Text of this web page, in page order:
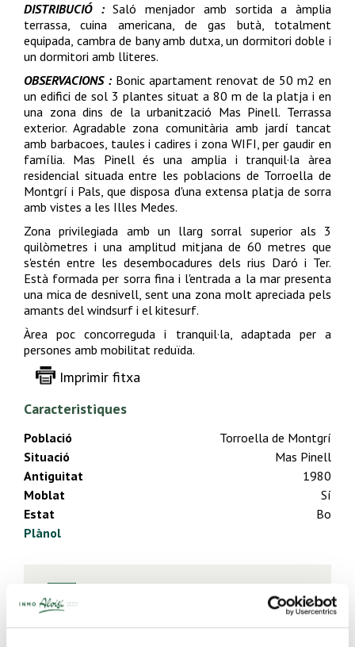
DISTRIBUCIÓ :Saló menjador amb sortida a àmplia
terrassa, cuina americana, de gas butà, totalment
equipada, cambra de bany amb dutxa, un dormitori doble i
un dormitori amb lliteres.
OBSERVACIONS :Bonic apartament renovat de 50 m2 en
un edifici de sol 3 plantes situat a 80 m de la platja i en
una zona dins de la urbanització Mas Pinell. Terrassa
exterior. Agradable zona comunitària amb jardí tancat
amb barbacoes, taules i cadires i zona WIFI, per gaudir en
família. Mas Pinell és una amplia i tranquil·la àrea
residencial situada entre les poblacions de Torroella de
Montgrí i Pals, que disposa d'una extensa platja de sorra
amb vistes a les Illes Medes.
Zona privilegiada amb un llarg sorral superior als 3
quilòmetres i una amplitud mitjana de 60 metres que
s'estén entre les desembocadures dels rius Daró i Ter.
Està formada per sorra fina i l'entrada a la mar presenta
una mica de desnivell, sent una zona molt apreciada pels
amants del windsurf i el kitesurf.
Àrea poc concorreguda i tranquil·la, adaptada per a
persones amb mobilitat reduïda.
Imprimir fitxa
Caracteristiques
Població
Torroella de Montgrí
Situació
Mas Pinell
Antiguitat
1980
Moblat
Sí
Estat
Bo
Plànol